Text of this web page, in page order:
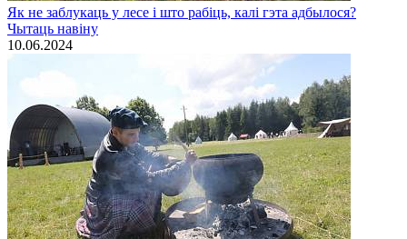
Як не заблукаць у лесе і што рабіць, калі гэта адбылося?
Чытаць навiну
10.06.2024